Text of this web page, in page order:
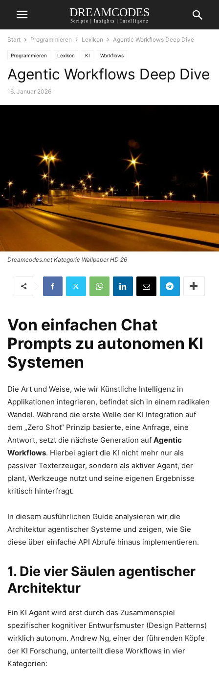
DREAMCODES
Scripte | Insights | Intelligenz
Start Programmieren Lexikon Agentic Workflows Deep Dive
Programmieren Lexikon KI Workflows
Agentic Workflows Deep Dive
16. Januar 2026
Dreamcodes.net Kategorie Wallpaper HD 26
Von einfachen Chat
Prompts zu autonomen KI
Systemen
Die Art und Weise, wie wir Künstliche Intelligenz in
Applikationen integrieren, befindet sich in einem radikalen
Wandel. Während die erste Welle der KI Integration auf
dem „Zero Shot“ Prinzip basierte, eine Anfrage, eine
Antwort, setzt die nächste Generation auf Agentic
Workflows. Hierbei agiert die KI nicht mehr nur als
passiver Texterzeuger, sondern als aktiver Agent, der
plant, Werkzeuge nutzt und seine eigenen Ergebnisse
kritisch hinterfragt.
In diesem ausführlichen Guide analysieren wir die
Architektur agentischer Systeme und zeigen, wie Sie
diese über einfache API Abrufe hinaus implementieren.
1. Die vier Säulen agentischer
Architektur
Ein KI Agent wird erst durch das Zusammenspiel
spezifischer kognitiver Entwurfsmuster (Design Patterns)
wirklich autonom. Andrew Ng, einer der führenden Köpfe
der KI Forschung, unterteilt diese Workflows in vier
Kategorien: